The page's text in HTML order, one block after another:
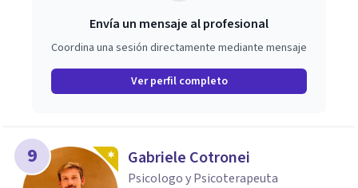
Envía un mensaje al profesional
Coordina una sesión directamente mediante mensaje
Ver perfil completo
9 Gabriele Cotronei
Psicologo y Psicoterapeuta